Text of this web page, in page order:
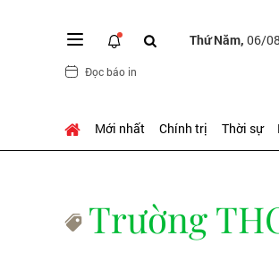
Thứ Năm, 06/
Đọc báo in
Mới nhất Chính trị Thời sự
Trường